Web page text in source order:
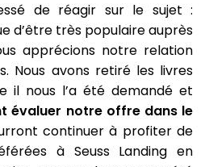
de réagir sur le sujet :
d’être très populaire auprès
apprécions notre relation
Nous avons retiré les livres
il nous l’a été demandé et
évaluer notre offre dans le
continuer à profiter de
à Seuss Landing en